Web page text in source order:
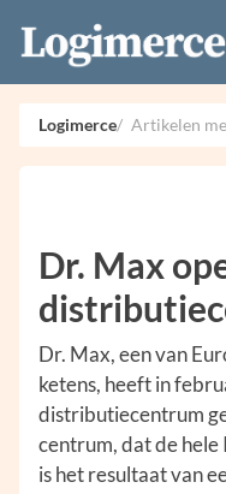
Vacatures
Events
Adverteren
Partners
Logimerce Artikelen
Dr. Max
Dr. Max, een van
ketens, heeft in
distributiecentrum
centrum, dat de
is het resultaat van